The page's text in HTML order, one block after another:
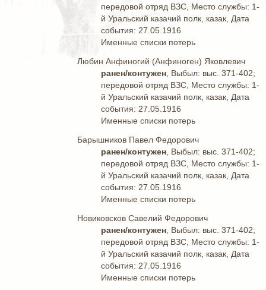
передовой отряд ВЗС, Место службы: 1-
й Уральский казачий полк, казак, Дата
события: 27.05.1916
Именные списки потерь
Любин Анфиногий (Анфиноген) Яковлевич
ранен/контужен , Выбыл: выс. 371-402;
передовой отряд ВЗС, Место службы: 1-
й Уральский казачий полк, казак, Дата
события: 27.05.1916
Именные списки потерь
Барышников Павел Федорович
ранен/контужен , Выбыл: выс. 371-402;
передовой отряд ВЗС, Место службы: 1-
й Уральский казачий полк, казак, Дата
события: 27.05.1916
Именные списки потерь
Новиковсков Савелий Федорович
ранен/контужен , Выбыл: выс. 371-402;
передовой отряд ВЗС, Место службы: 1-
й Уральский казачий полк, казак, Дата
события: 27.05.1916
Именные списки потерь